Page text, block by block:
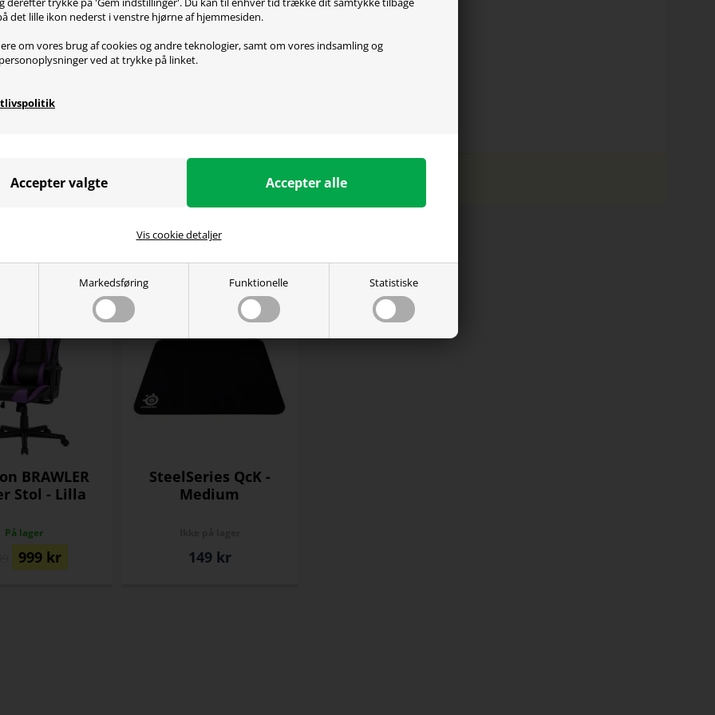
det lille ikon nederst i venstre hjørne af hjemmesiden.
om vores brug af cookies og andre teknologier, samt om vores indsamling og
ved at trykke på linket.
Markedsføring Funktionelle Statistiske
Vis cookie detaljer
x 82 x 81cm
38,8kg
kunder købte også:
BRAWLER
Stol - Lilla
På lager
999 kr
SteelSeries QcK -
Medium
149kr